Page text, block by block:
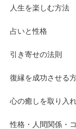
人生を楽しむ方法
占いと性格
引き寄せの法則
復縁を成功させる
心の癒しを取り入
性格・人間関係・